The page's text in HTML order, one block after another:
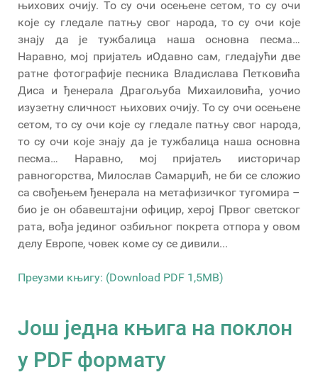
њихових очију. То су очи осењене сетом, то су очи
које су гледале патњу свог народа, то су очи које
знају да је тужбалица наша основна песма…
Наравно, мој пријатељ иОдавно сам, гледајући две
ратне фотографије песника Владислава Петковића
Диса и ђенерала Драгољуба Михаиловића, уочио
изузетну сличност њихових очију. То су очи осењене
сетом, то су очи које су гледале патњу свог народа,
то су очи које знају да је тужбалица наша основна
песма… Наравно, мој пријатељ иисторичар
равногорства, Милослав Самарџић, не би се сложио
са свођењем ђенерала на метафизичког тугомира –
био је он обавештајни официр, херој Првог светског
рата, вођа јединог озбиљног покрета отпора у овом
делу Европе, човек коме су се дивили...
Преузми књигу: (Download PDF 1,5MB)
Још једна књига на поклон
у PDF формату